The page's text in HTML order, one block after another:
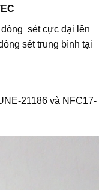
sét cực đại lên
sét trung bình tại
21186 và NFC17-